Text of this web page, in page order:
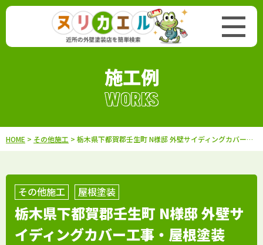
施工例
WORKS
HOME > その他施工 > 栃木県下都賀郡壬生町 N様邸 外壁サイディングカバー工事・屋根塗装
その他施工 屋根塗装
栃木県下都賀郡壬生町 N様邸 外壁サ
イディングカバー工事・屋根塗装